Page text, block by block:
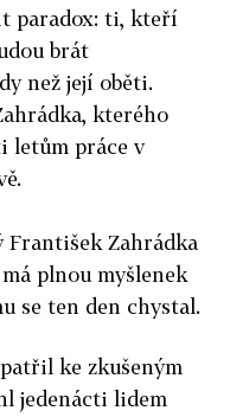
paradox: ti, kteří
brát
než její oběti.
kterého
letům práce v
František Zahrádka
plnou myšlenek
se ten den chystal.
ke zkušeným
jedenácti lidem